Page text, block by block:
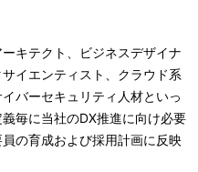
キテクト、ビジネスデザイナ
イエンティスト、クラウド系
バーセキュリティ人材といっ
毎に当社のDX推進に向け必要
の育成および採用計画に反映